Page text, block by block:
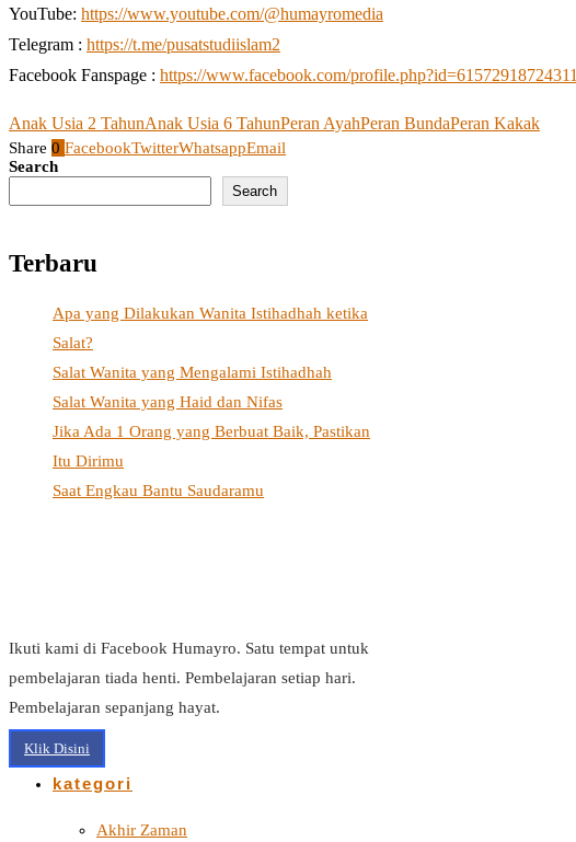
YouTube: https://www.youtube.com/@humayromedia
Telegram : https://t.me/pusatstudiislam2
Facebook Fanspage : https://www.facebook.com/profile.php?id=61572918724311
Anak Usia 2 TahunAnak Usia 6 TahunPeran AyahPeran BundaPeran Kakak
Share 0 FacebookTwitterWhatsappEmail
Search
Search
Terbaru
Apa yang Dilakukan Wanita Istihadhah ketika
Salat?
Salat Wanita yang Mengalami Istihadhah
Salat Wanita yang Haid dan Nifas
Jika Ada 1 Orang yang Berbuat Baik, Pastikan
Itu Dirimu
Saat Engkau Bantu Saudaramu
Ikuti kami di Facebook Humayro. Satu tempat untuk
pembelajaran tiada henti. Pembelajaran setiap hari.
Pembelajaran sepanjang hayat.
Klik Disini
kategori
Akhir Zaman